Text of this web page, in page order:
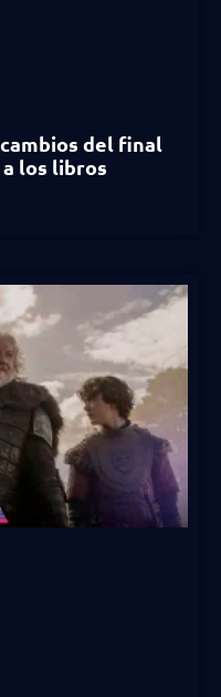
del final
los libros